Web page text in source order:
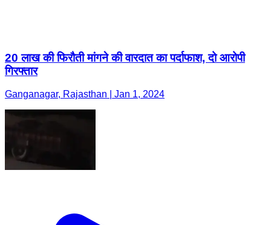
20 लाख की फिरौती मांगने की वारदात का पर्दाफाश, दो आरोपी
गिरफ्तार
Ganganagar, Rajasthan | Jan 1, 2024